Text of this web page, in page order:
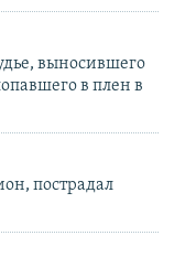
выносившего
в плен в
пострадал